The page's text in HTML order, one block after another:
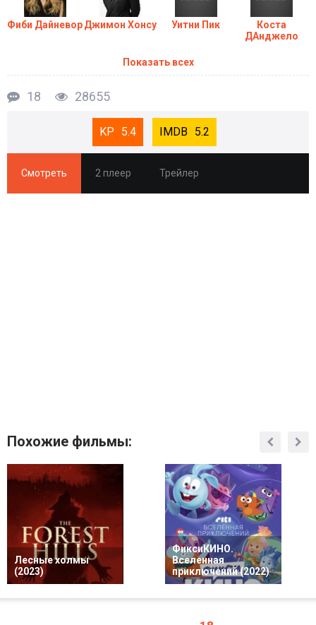
Фиби ДайневорДжимон Хонсу Уитни Пик
Коста
ДАнджело
Показать всех
18 28655
5.4 5.2
Смотреть 2 плеер Трейлер
Похожие фильмы:
Лесные холмы
(2023)
ФиксиКИНО.
Вселенная
приключений (2022)